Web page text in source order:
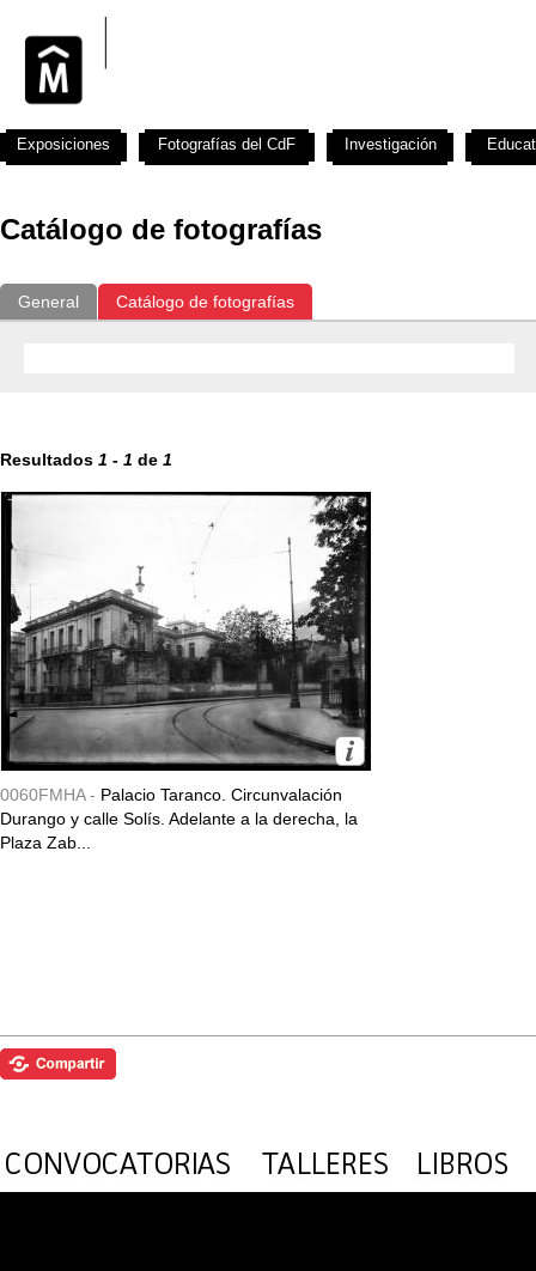
Catálogo de fotografías
General Catálogo de fotografías
Resultados 1 - 1 de 1
0060FMHA - Palacio Taranco. Circunvalación
Durango y calle Solís. Adelante a la derecha, la
Plaza Zab...
Exposiciones Fotografías del CdF Investigación